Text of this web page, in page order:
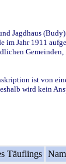
Jahr 1911
ist von
wird kein
Täuflings